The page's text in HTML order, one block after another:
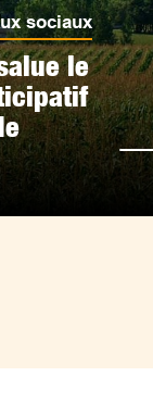
sociaux
le